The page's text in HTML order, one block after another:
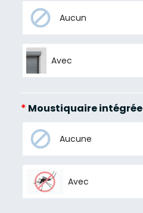
Aucun
Avec
* Moustiquaire intégrée
Aucune
Avec